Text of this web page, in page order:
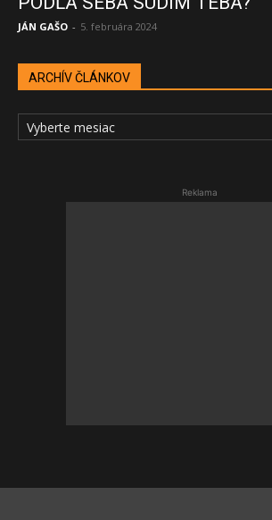
JÁN GAŠO - 5. februára 2024
ARCHÍV ČLÁNKOV
ARCHÍV
ČLÁNKOV
Reklama